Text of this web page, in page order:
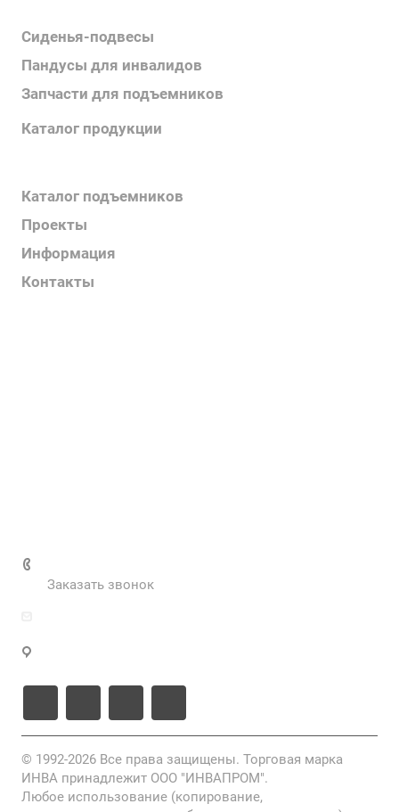
Сиденья-подвесы
Пандусы для инвалидов
Запчасти для подъемников
Каталог продукции
Каталог подъемников
Проекты
Информация
Контакты
Заказать звонок
© 1992-2026 Все права защищены. Торговая марка
ИНВА принадлежит ООО "ИНВАПРОМ".
Любое использование (копирование,